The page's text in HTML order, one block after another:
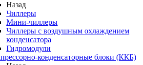
Назад
Чиллеры
Мини-чиллеры
Чиллеры с воздушным охлаждением
конденсатора
Гидромодули
конденсаторные блоки (ККБ)